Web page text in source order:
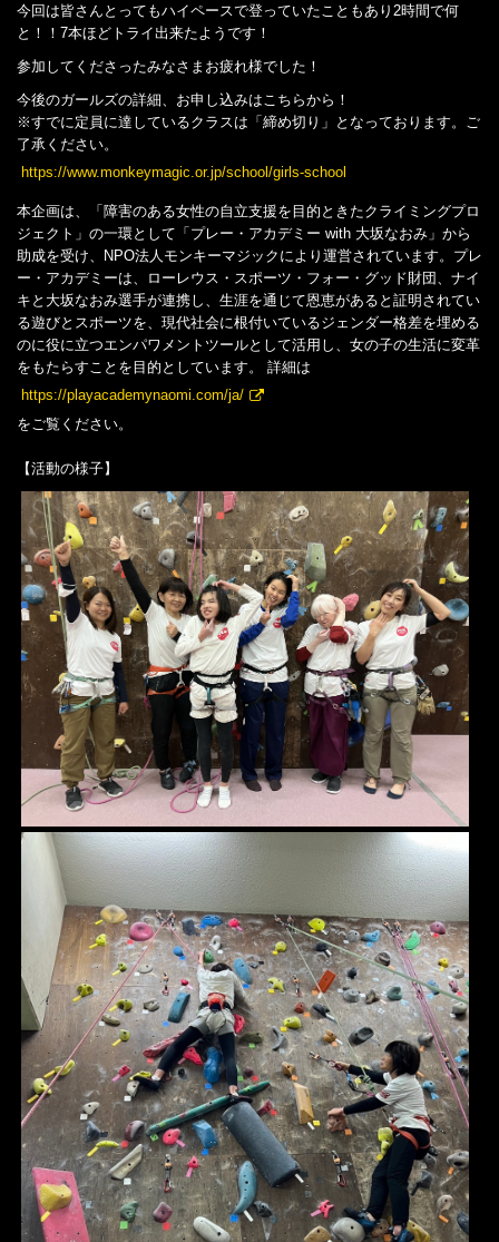
今回は皆さんとってもハイペースで登っていたこともあり2時間で何
と！！7本ほどトライ出来たようです！
参加してくださったみなさまお疲れ様でした！
今後のガールズの詳細、お申し込みはこちらから！
※すでに定員に達しているクラスは「締め切り」となっております。ご
了承ください。
https://www.monkeymagic.or.jp/school/girls-school
本企画は、「障害のある女性の自立支援を目的ときたクライミングプロ
ジェクト」の一環として「プレー・アカデミー with 大坂なおみ」から
助成を受け、NPO法人モンキーマジックにより運営されています。プレ
ー・アカデミーは、ローレウス・スポーツ・フォー・グッド財団、ナイ
キと大坂なおみ選手が連携し、生涯を通じて恩恵があると証明されてい
る遊びとスポーツを、現代社会に根付いているジェンダー格差を埋める
のに役に立つエンパワメントツールとして活用し、女の子の生活に変革
をもたらすことを目的としています。 詳細は
https://playacademynaomi.com/ja/
をご覧ください。
【活動の様子】